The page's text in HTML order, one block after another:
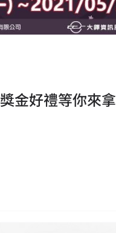
金好禮等你來拿